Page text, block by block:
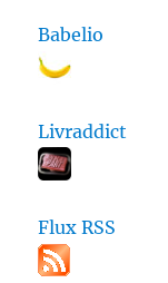
Babelio
Livraddict
Flux RSS